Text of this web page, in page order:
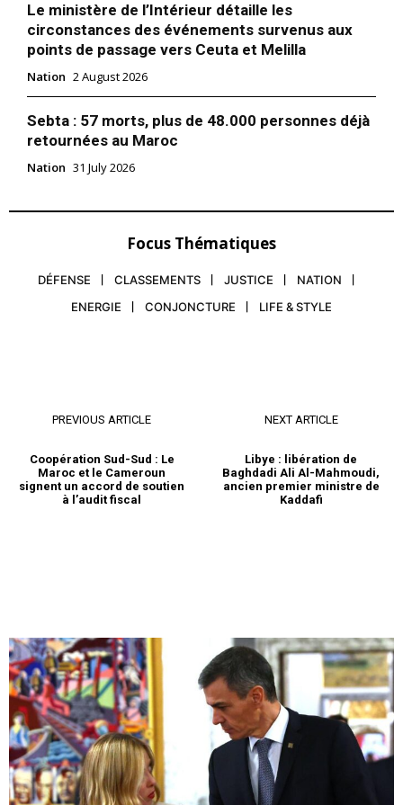
le1.ma
l'intelligence de
l'information
Le ministère de l’Intérieur détaille les
circonstances des événements survenus aux
points de passage vers Ceuta et Melilla
Nation 2 August 2026
Sebta : 57 morts, plus de 48.000 personnes déjà
retournées au Maroc
Nation 31 July 2026
Focus Thématiques
DÉFENSE CLASSEMENTS JUSTICE
NATION
ENERGIE
CONJONCTURE LIFE & STYLE
PREVIOUS ARTICLE
Coopération Sud-Sud : Le
Maroc et le Cameroun
signent un accord de soutien
à l’audit fiscal
NEXT ARTICLE
Libye : libération de
Baghdadi Ali Al-Mahmoudi,
ancien premier ministre de
Kaddafi